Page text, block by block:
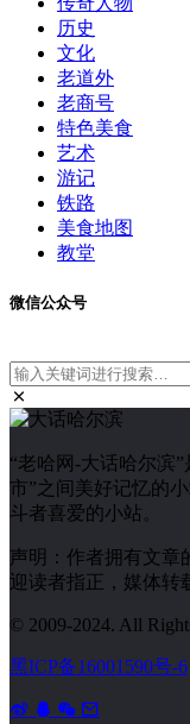
历史
文化
老道外
老商号
特色美食
艺术
游记
铁路
美食地图
教堂
微信公众号
“老哈网-大话哈尔滨
市”之间美好记忆的
斗者喜爱的小站。
声明：作者拥有文章
迎读者指正，媒体转
© 2009-2024. All
黑ICP备16001590号-6